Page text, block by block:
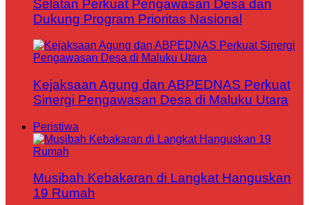
Selatan Perkuat Pengawasan Desa dan
Dukung Program Prioritas Nasional
Kejaksaan Agung dan ABPEDNAS Perkuat
Sinergi Pengawasan Desa di Maluku Utara
Peristiwa
Musibah Kebakaran di Langkat Hanguskan
19 Rumah